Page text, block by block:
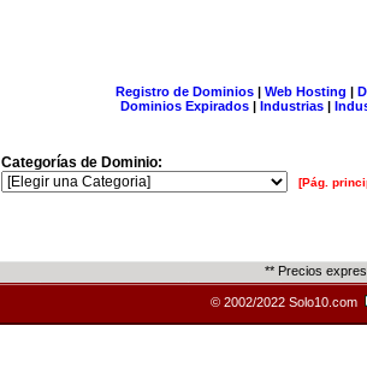
Registro de Dominios| Web Hosting |
Dominios Expirados | Industrias |
Categorías de Dominio:
[Pág.
** Precios
© 2002/2022 Solo10.com